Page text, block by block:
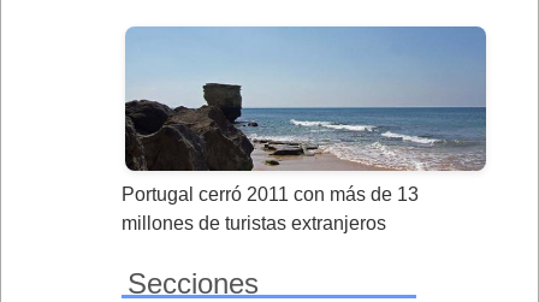
Portugal cerró 2011 con más de 13
millones de turistas extranjeros
Secciones